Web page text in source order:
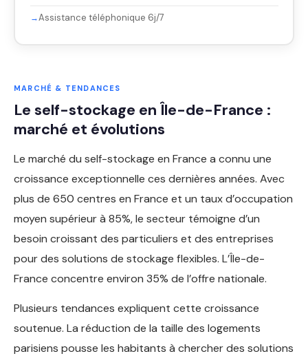
Assistance téléphonique 6j/7
MARCHÉ & TENDANCES
Le self-stockage en Île-de-France :
marché et évolutions
Le marché du self-stockage en France a connu une
croissance exceptionnelle ces dernières années. Avec
plus de 650 centres en France et un taux d’occupation
moyen supérieur à 85%, le secteur témoigne d’un
besoin croissant des particuliers et des entreprises
pour des solutions de stockage flexibles. L’Île-de-
France concentre environ 35% de l’offre nationale.
Plusieurs tendances expliquent cette croissance
soutenue. La réduction de la taille des logements
parisiens pousse les habitants à chercher des solutions